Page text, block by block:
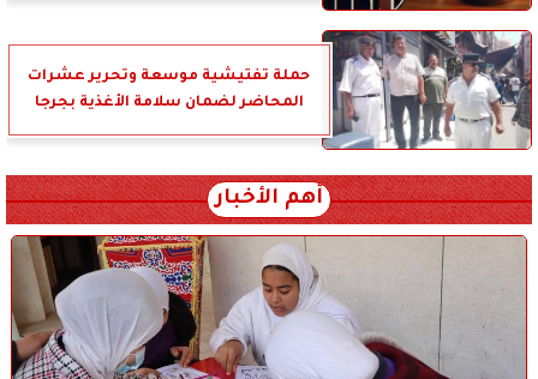
حملة تفتيشية موسعة وتحرير عشرات
المحاضر لضمان سلامة الأغذية بجرجا
أهم الأخبار